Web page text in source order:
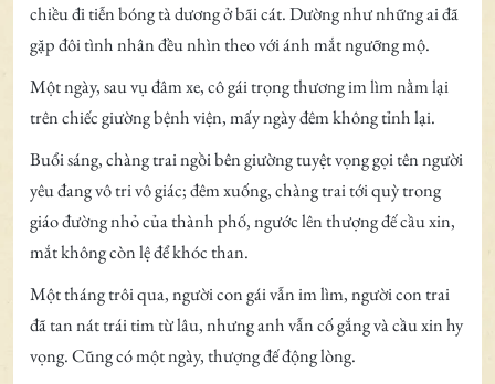
chiều đi tiễn bóng tà dương ở bãi cát. Dường như những ai đã
gặp đôi tình nhân đều nhìn theo với ánh mắt ngưỡng mộ.
Một ngày, sau vụ đâm xe, cô gái trọng thương im lìm nằm lại
trên chiếc giường bệnh viện, mấy ngày đêm không tỉnh lại.
Buổi sáng, chàng trai ngồi bên giường tuyệt vọng gọi tên người
yêu đang vô tri vô giác; đêm xuống, chàng trai tới quỳ trong
giáo đường nhỏ của thành phố, ngước lên thượng đế cầu xin,
mắt không còn lệ để khóc than.
Một tháng trôi qua, người con gái vẫn im lìm, người con trai
đã tan nát trái tim từ lâu, nhưng anh vẫn cố gắng và cầu xin hy
vọng. Cũng có một ngày, thượng đế động lòng.